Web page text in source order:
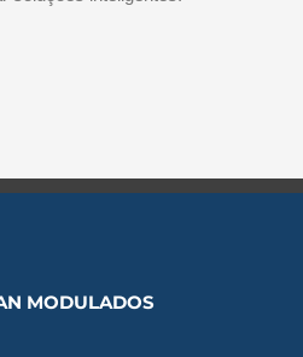
MODULADOS